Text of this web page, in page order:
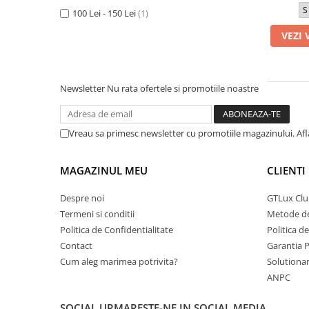
Curele dama
Genti dama
Esarfe, Fulare dama
Pijamale dama
Salopete dama
Pantaloni barbati100 Lei - 150 Lei(1) S
VEZI
Newsletter Nu rata ofertele si promotiile noastre
Vreau sa primesc newsletter cu promotiile magazinului.
MAGAZINUL MEU
Despre noi
Termeni si conditii
Politica de Confidentialitate
Contact
Cum aleg marimea potrivita?
CLIENTI
GTLux
Metode
Politica
Garantia
ANPC